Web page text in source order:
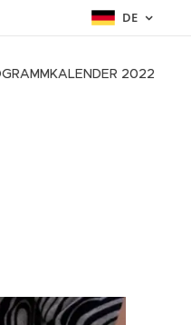
DE
2022